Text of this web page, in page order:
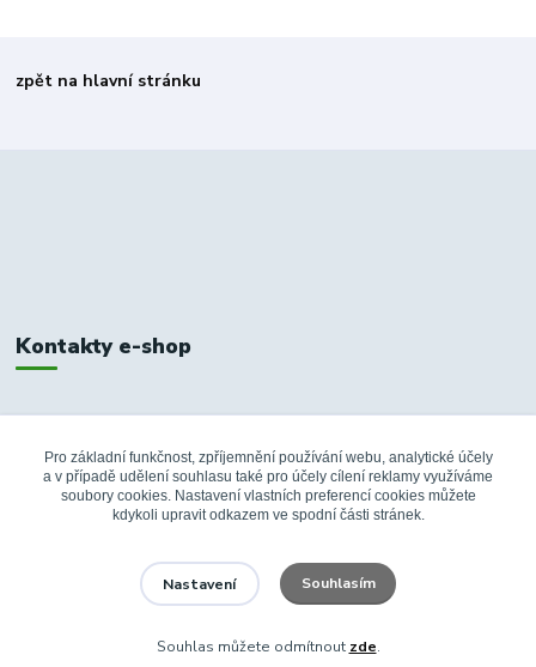
zpět na hlavní stránku
Kontakty e-shop
+420 326 748 155
info@fanshopbkboleslav.cz
Pro základní funkčnost, zpříjemnění používání webu, analytické účely
a v případě udělení souhlasu také pro účely cílení reklamy využíváme
soubory cookies. Nastavení vlastních preferencí cookies můžete
kdykoli upravit odkazem ve spodní části stránek.
Nastavení Souhlasím
Souhlas můžete odmítnout zde.